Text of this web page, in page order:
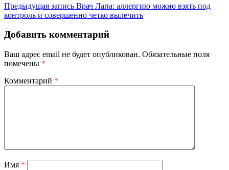
Предыдущая запись Врач Лапа: аллергию можно взять под
контроль и совершенно четко вылечить
Добавить комментарий
Ваш адрес email не будет опубликован. Обязательные поля
помечены *
Комментарий *
Имя *